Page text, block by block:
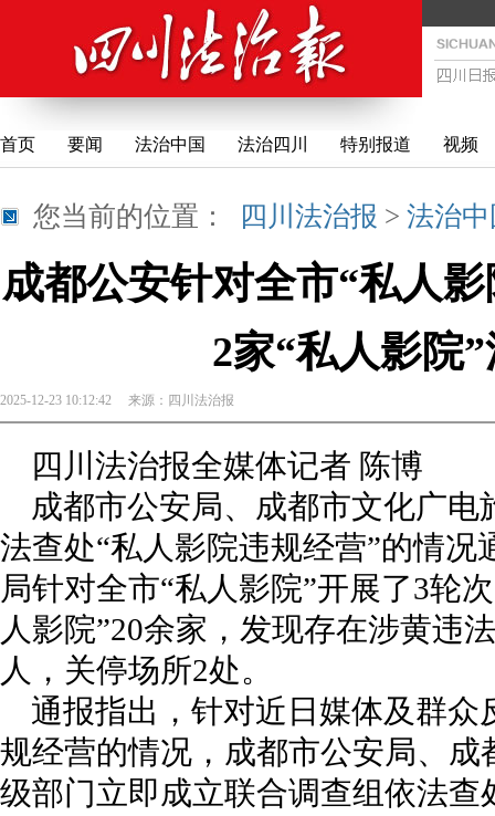
首页 要闻 法治中国 法治四川 特别报道 视频
您当前的位置： 四川法治报 > 法治
成都公安针对全市“私人
2家“私人影院
2025-12-23 10:12:42 来源： 四川法治报
四川法治报全媒体记者 陈博
成都市公安局、成都市文化广
法查处“私人影院违规经营”的情
局针对全市“私人影院”开展了3轮
人影院”20余家，发现存在涉黄违
人，关停场所2处。
通报指出，针对近日媒体及群众
规经营的情况，成都市公安局、
级部门立即成立联合调查组依法